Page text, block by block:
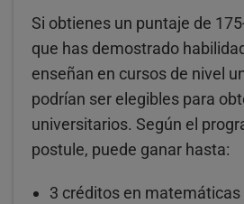
Si obtienes un puntaje de
que has demostrado
enseñan en cursos de nivel
podrían ser elegibles para
universitarios. Según el
postule, puede ganar hasta:
3 créditos en matemáticas